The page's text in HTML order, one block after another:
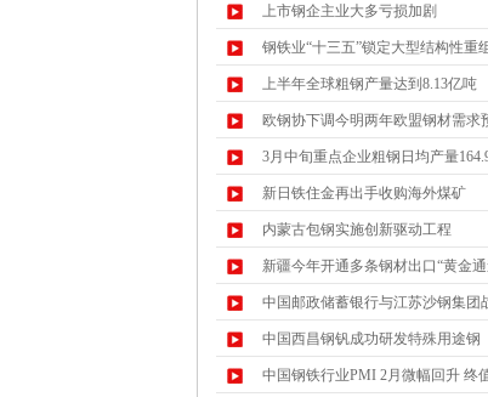
上市钢企主业大多亏损加剧
钢铁业“十三五”锁定大型结构性重
上半年全球粗钢产量达到8.13亿吨
欧钢协下调今明两年欧盟钢材需求
3月中旬重点企业粗钢日均产量
新日铁住金再出手收购海外煤矿
内蒙古包钢实施创新驱动工程
新疆今年开通多条钢材出口“黄金通
中国邮政储蓄银行与江苏沙钢集团
中国西昌钢钒成功研发特殊用途钢
中国钢铁行业PMI 2月微幅回升 终